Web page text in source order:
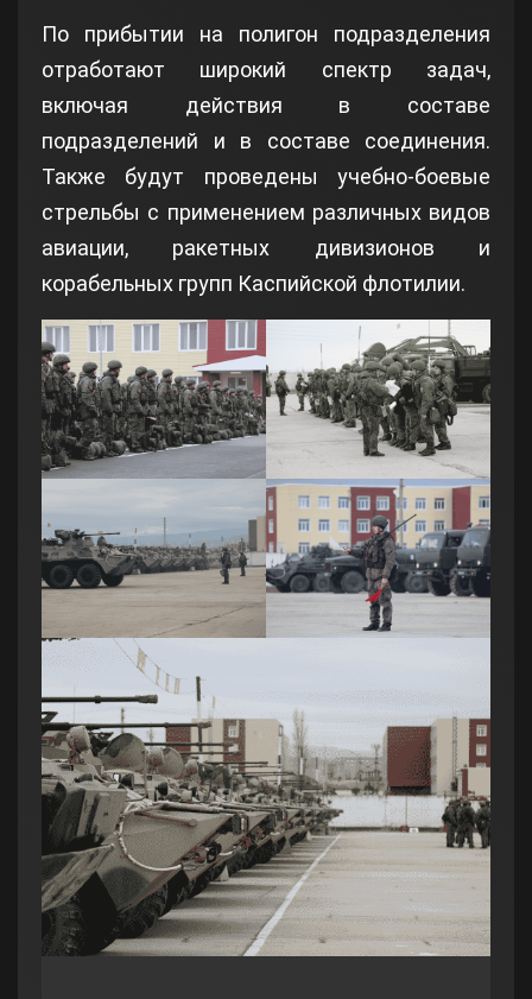
По прибытии на полигон подразделения
отработают широкий спектр задач,
включая действия в составе
подразделений и в составе соединения.
Также будут проведены учебно-боевые
стрельбы с применением различных видов
авиации, ракетных дивизионов и
корабельных групп Каспийской флотилии.